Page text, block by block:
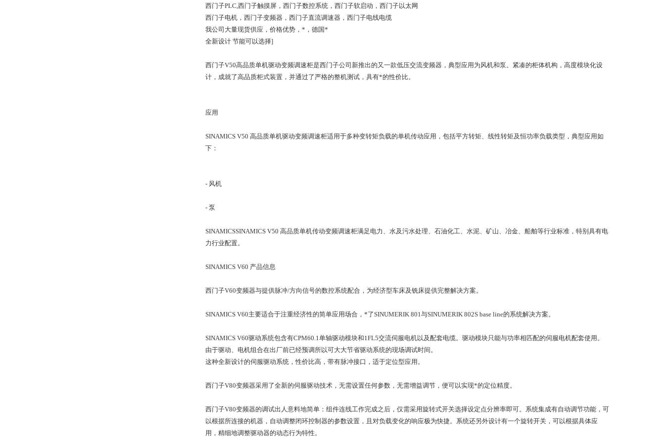
西门子PLC,西门子触摸屏，西门子数控系统，西门子软启动，西门子以太网
西门子电机，西门子变频器，西门子直流调速器，西门子电线电缆
我公司大量现货供应，价格优势，*，德国*
全新设计 节能可以选择]
西门子V50高品质单机驱动变频调速柜是西门子公司新推出的又一款低压交流变频器，典型应用为风机和泵。紧凑的柜体机构，高度模块化设
计，成就了高品质柜式装置，并通过了严格的整机测试，具有*的性价比。
应用
SINAMICS V50 高品质单机驱动变频调速柜适用于多种变转矩负载的单机传动应用，包括平方转矩、线性转矩及恒功率负载类型，典型应用如
下：
- 风机
- 泵
SINAMICSSINAMICS V50 高品质单机传动变频调速柜满足电力、水及污水处理、石油化工、水泥、矿山、冶金、船舶等行业标准，特别具有电
力行业配置。
SINAMICS V60 产品信息
西门子V60变频器与提供脉冲/方向信号的数控系统配合，为经济型车床及铣床提供完整解决方案。
SINAMICS V60主要适合于注重经济性的简单应用场合，*了SINUMERIK 801与SINUMERIK 802S base line的系统解决方案。
SINAMICS V60驱动系统包含有CPM60.1单轴驱动模块和1FL5交流伺服电机以及配套电缆。驱动模块只能与功率相匹配的伺服电机配套使用。
由于驱动、电机组合在出厂前已经预调所以可大大节省驱动系统的现场调试时间。
这种全新设计的伺服驱动系统，性价比高，带有脉冲接口，适于定位型应用。
西门子V80变频器采用了全新的伺服驱动技术，无需设置任何参数，无需增益调节，便可以实现*的定位精度。
西门子V80变频器的调试出人意料地简单：组件连线工作完成之后，仅需采用旋转式开关选择设定点分辨率即可。系统集成有自动调节功能，可
以根据所连接的机器，自动调整闭环控制器的参数设置，且对负载变化的响应极为快捷。系统还另外设计有一个旋转开关，可以根据具体应
用，精细地调整驱动器的动态行为特性。